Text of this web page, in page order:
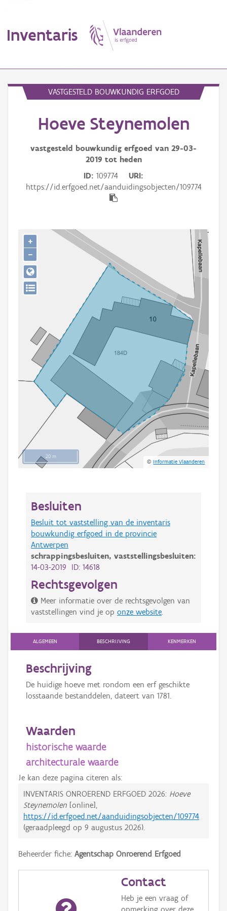
Inventaris
Erfgoedobject
Aanduidingsobject
Thema
Persoon of collectief
Downloads
Hergebruik
VASTGESTELD BOUWKUNDIG ERFGOED
Hoeve Steynemolen
vastgesteld bouwkundig erfgoed van 29-03-
2019 tot heden
ID 109774
URI
https://id.erfgoed.net/aanduidingsobjecten/109774
20 m
©Informatie Vlaanderen
+
−
Besluiten
Besluit tot vaststelling van de inventaris
bouwkundig erfgoed in de provincie
Antwerpen
schrappingsbesluiten, vaststellingsbesluiten:
14-03-2019 ID: 14618
Rechtsgevolgen
Meer informatie over de rechtsgevolgen van
vaststellingen vind je op onze website
ALGEMEEN BESCHRIJVING KENMERKEN
Beschrijving
De huidige hoeve met rondom een erf geschikte
losstaande bestanddelen, dateert van 1781.
Waarden
historische waarde
architecturale waarde
Je kan deze pagina citeren als:
INVENTARIS ONROEREND ERFGOED 2026: Hoeve
Steynemolen [online],
https://id.erfgoed.net/aanduidingsobjecten/109774
(geraadpleegd op 9 augustus 2026).
Beheerder fiche: Agentschap Onroerend Erfgoed
Contact
Heb je een vraag of